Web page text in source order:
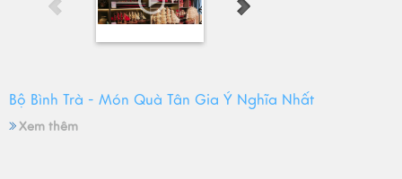
Bộ Bình Trà - Món Quà Tân Gia Ý Nghĩa Nhất
Xem thêm